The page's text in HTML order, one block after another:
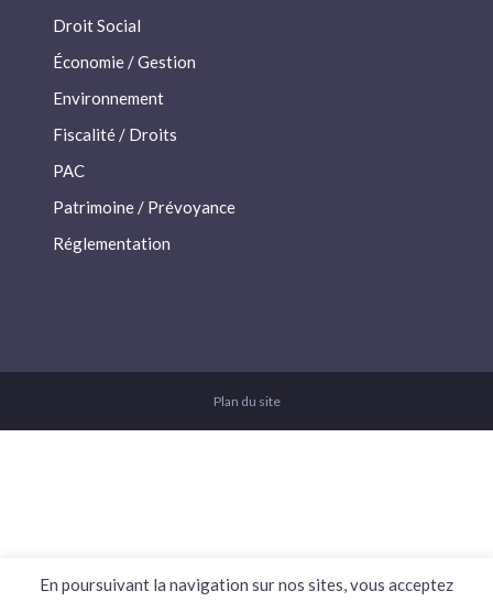
Droit Social
Économie / Gestion
Environnement
Fiscalité / Droits
PAC
Patrimoine / Prévoyance
Réglementation
Plan du site
En poursuivant la navigation sur nos sites, vous acceptez